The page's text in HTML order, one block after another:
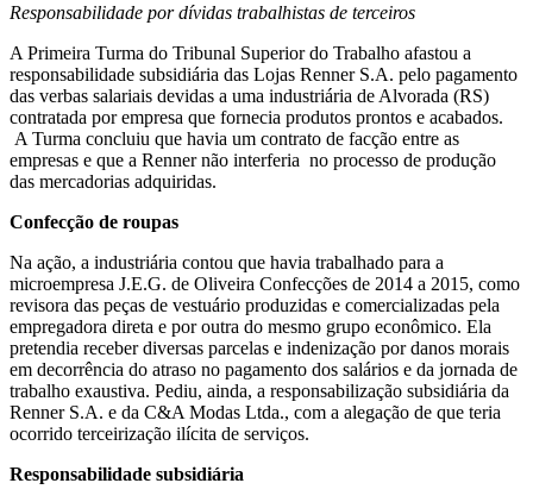
Responsabilidade por dívidas trabalhistas de terceiros
A Primeira Turma do Tribunal Superior do Trabalho afastou a
responsabilidade subsidiária das Lojas Renner S.A. pelo pagamento
das verbas salariais devidas a uma industriária de Alvorada (RS)
contratada por empresa que fornecia produtos prontos e acabados.
A Turma concluiu que havia um contrato de facção entre as
empresas e que a Renner não interferia no processo de produção
das mercadorias adquiridas.
Confecção de roupas
Na ação, a industriária contou que havia trabalhado para a
microempresa J.E.G. de Oliveira Confecções de 2014 a 2015, como
revisora das peças de vestuário produzidas e comercializadas pela
empregadora direta e por outra do mesmo grupo econômico. Ela
pretendia receber diversas parcelas e indenização por danos morais
em decorrência do atraso no pagamento dos salários e da jornada de
trabalho exaustiva. Pediu, ainda, a responsabilização subsidiária da
Renner S.A. e da C&A Modas Ltda., com a alegação de que teria
ocorrido terceirização ilícita de serviços.
Responsabilidade subsidiária